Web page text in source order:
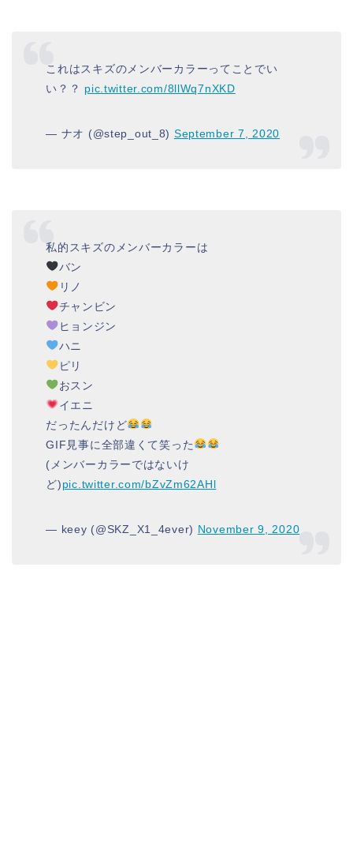
これはスキズのメンバーカラーってことでい
い？？ pic.twitter.com/8llWq7nXKD
— ナオ (@step_out_8) September 7, 2020
私的スキズのメンバーカラーは
バン
リノ
チャンビン
ヒョンジン
ハニ
ピリ
おスン
イエニ
だったんだけど
GIF見事に全部違くて笑った
(メンバーカラーではないけ
ど)pic.twitter.com/bZvZm62AHl
— keey (@SKZ_X1_4ever) November 9, 2020